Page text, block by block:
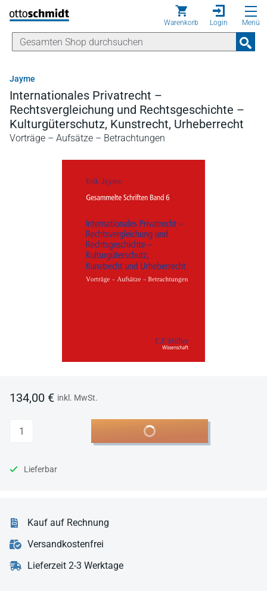
Direkt zum Inhalt
Warenkorb Login Menü
Jayme
Internationales Privatrecht –
Rechtsvergleichung und Rechtsgeschichte –
Kulturgüterschutz, Kunstrecht, Urheberrecht
Vorträge – Aufsätze – Betrachtungen
134,00 € inkl. MwSt.
Anzahl In den Warenkorb
Lieferbar
Kauf auf Rechnung
Versandkostenfrei
Lieferzeit 2-3 Werktage